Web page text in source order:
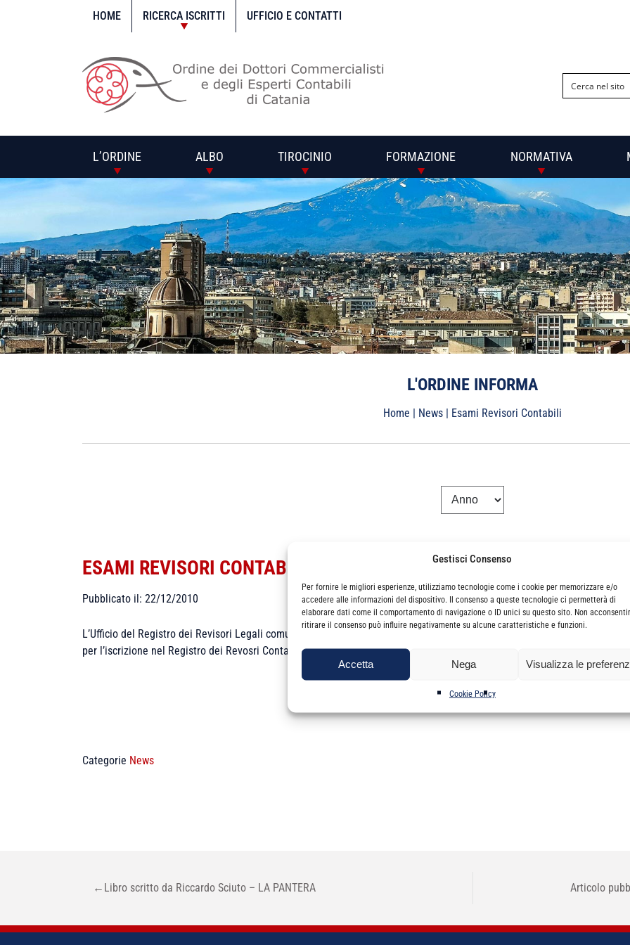
Gestisci Consenso
Per fornire le migliori esperienze, utilizziamo tecnologie come i cookie per memorizzare e/o
accedere alle informazioni del dispositivo. Il consenso a queste tecnologie ci permetterà di
elaborare dati come il comportamento di navigazione o ID unici su questo sito. Non
ritirare il consenso può influire negativamente su alcune caratteristiche e funzioni.
Accetta Nega Visualizza le
Cookie Policy
HOME RICERCA ISCRITTI UFFICIO E CONTATTI
L’ORDINE ALBO TIROCINIO FORMAZIONE NORMATIVA
L'ORDINE INFORMA
Home | News | Esami Revisori Contabili
ESAMI REVISORI CONTABILI
Pubblicato il: 22/12/2010
L’Ufficio del Registro dei Revisori Legali comunica che sulla Gazzetta Ufficiale n. 100 del 17 dicembre 2010, IV Serie
per l’iscrizione nel Registro dei Revosri Contabili relativa all’anno 2010
Categorie News
← Libro scritto da Riccardo Sciuto – LA PANTERA Articolo